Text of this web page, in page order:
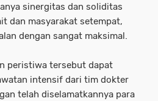
sinergitas dan soliditas
dan masyarakat setempat,
dengan sangat maksimal.
peristiwa tersebut dapat
intensif dari tim dokter
telah diselamatkannya para